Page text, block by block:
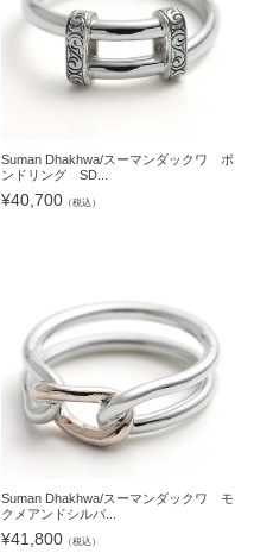
Suman Dhakhwa/スーマンダックワ ボ
ンドリング SD...
¥40,700 （税込）
Suman Dhakhwa/スーマンダックワ モ
クメアンドシルバ...
¥41,800 （税込）